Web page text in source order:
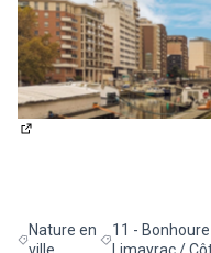
Filtrer les résultats de la
Nature en
Filtrer les
11 -